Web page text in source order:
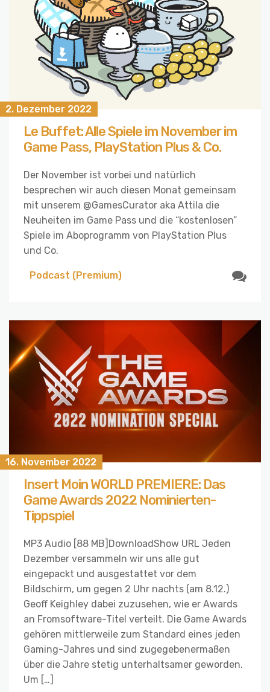
2. Dezember 2022
Le Buffet: Alle Spiele im November im
Game Pass, PlayStation Plus & Co.
Der November ist vorbei und natürlich
besprechen wir auch diesen Monat gemeinsam
mit unserem @GamesCurator aka Attila die
Neuheiten im Game Pass und die “kostenlosen”
Spiele im Aboprogramm von PlayStation Plus
und Co.
Podcast (Premium)
16. November 2022
Insert Moin WORLD PREMIERE: Das
Game Awards 2022 Nominierten-
Tippspiel
MP3 Audio [88 MB]DownloadShow URL Jeden
Dezember versammeln wir uns alle gut
eingepackt und ausgestattet vor dem
Bildschirm, um gegen 2 Uhr nachts (am 8.12.)
Geoff Keighley dabei zuzusehen, wie er Awards
an Fromsoftware-Titel verteilt. Die Game Awards
gehören mittlerweile zum Standard eines jeden
Gaming-Jahres und sind zugegebenermaßen
über die Jahre stetig unterhaltsamer geworden.
Um […]